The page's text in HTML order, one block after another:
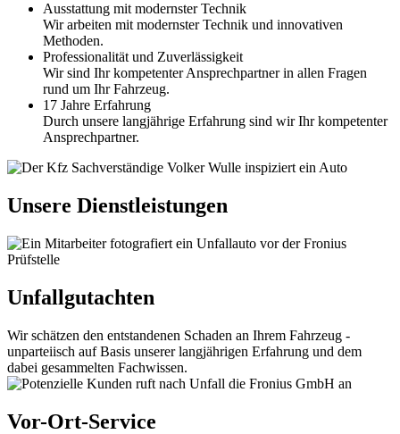
Ausstattung mit modernster Technik
Wir arbeiten mit modernster Technik und innovativen
Methoden.
Professionalität und Zuverlässigkeit
Wir sind Ihr kompetenter Ansprechpartner in allen Fragen
rund um Ihr Fahrzeug.
17 Jahre Erfahrung
Durch unsere langjährige Erfahrung sind wir Ihr kompetenter
Ansprechpartner.
Unsere Dienstleistungen
Unfallgutachten
Wir schätzen den entstandenen Schaden an Ihrem Fahrzeug -
unparteiisch auf Basis unserer langjährigen Erfahrung und dem
dabei gesammelten Fachwissen.
Vor-Ort-Service